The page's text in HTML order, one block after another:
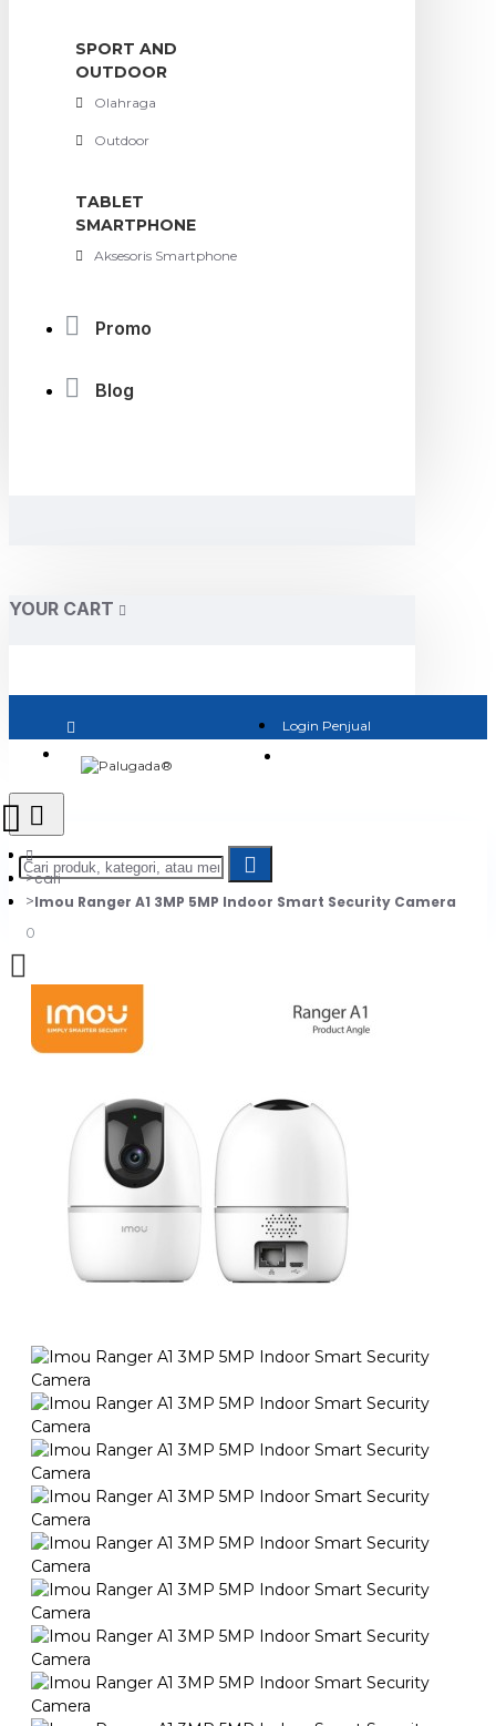
SPORT AND
OUTDOOR
Olahraga
Outdoor
TABLET
SMARTPHONE
Aksesoris Smartphone
Promo
Blog
YOUR CART
Login Penjual
0
Daftar belanja Anda kosong!
cari
Imou Ranger A1 3MP 5MP Indoor Smart Security Camera